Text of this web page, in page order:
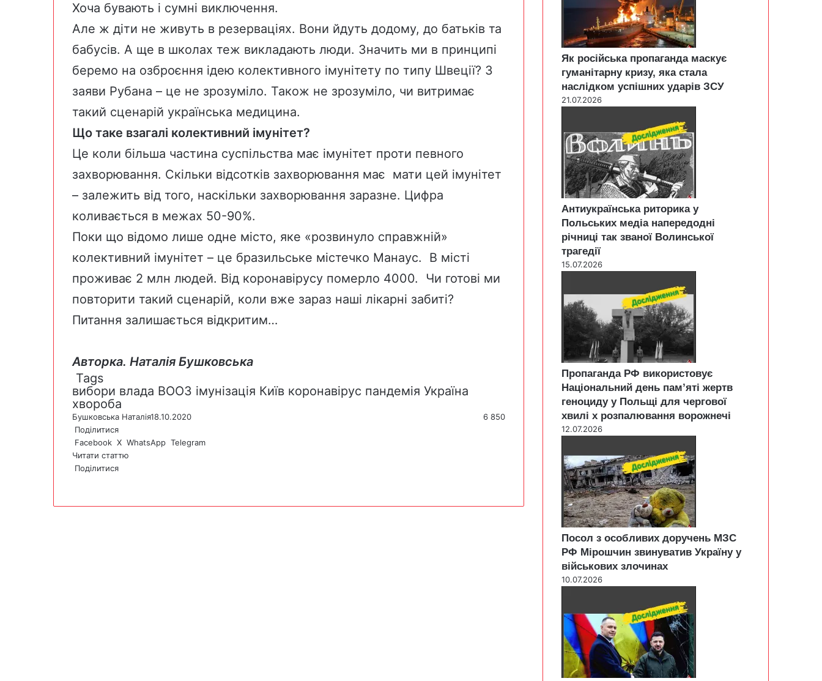
Хоча бувають і сумні виключення.
Але ж діти не живуть в резерваціях. Вони йдуть додому, до батьків та
бабусів. А ще в школах теж викладають люди. Значить ми в принципі
беремо на озброєння ідею колективного імунітету по типу Швеції? З
заяви Рубана – це не зрозуміло. Також не зрозуміло, чи витримає
такий сценарій українська медицина.
Що таке взагалі колективний імунітет?
Це коли більша частина суспільства має імунітет проти певного
захворювання. Скільки відсотків захворювання має мати цей імунітет
– залежить від того, наскільки захворювання заразне. Цифра
коливається в межах 50-90%.
Поки що відомо лише одне місто, яке «розвинуло справжній»
колективний імунітет – це бразильське містечко Манаус. В місті
проживає 2 млн людей. Від коронавірусу померло 4000. Чи готові ми
повторити такий сценарій, коли вже зараз наші лікарні забиті?
Питання залишається відкритим…
Авторка. Наталія Бушковська
Tags
вибори влада ВООЗ імунізація Київ коронавірус пандемія Україна
хвороба
Бушковська Наталія18.10.2020
6 850
Поділитися
Facebook X WhatsApp Telegram
Читати статтю
Поділитися
calb
i
Як російська пропаганда маскує
гуманітарну кризу, яка стала
наслідком успішних ударів ЗСУ
21.07.2026
Антиукраїнська риторика у
Польських медіа напередодні
річниці так званої Волинської
трагедії
15.07.2026
Пропаганда РФ використовує
Національний день пам’яті жертв
геноциду у Польщі для чергової
хвилі х розпалювання ворожнечі
12.07.2026
Посол з особливих доручень МЗС
РФ Мірошчин звинуватив Україну у
військових злочинах
10.07.2026